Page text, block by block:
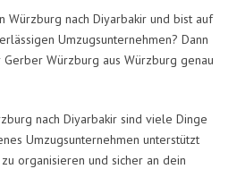
Würzburg nach Diyarbakir und bist auf
Umzugsunternehmen? Dann
Würzburg aus Würzburg genau
nach Diyarbakir sind viele Dinge
Umzugsunternehmen unterstützt
organisieren und sicher an dein